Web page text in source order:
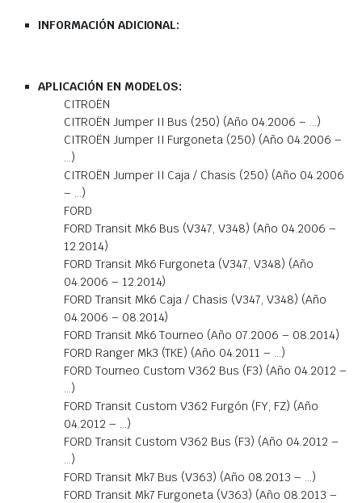
INFORMACIÓN ADICIONAL:
APLICACIÓN EN MODELOS:
CITROËN
CITROËN Jumper II Bus (250) (Año 04.2006 – …)
CITROËN Jumper II Furgoneta (250) (Año 04.2006 –
…)
CITROËN Jumper II Caja / Chasis (250) (Año 04.2006
– …)
FORD
FORD Transit Mk6 Bus (V347, V348) (Año 04.2006 –
12.2014)
FORD Transit Mk6 Furgoneta (V347, V348) (Año
04.2006 – 12.2014)
FORD Transit Mk6 Caja / Chasis (V347, V348) (Año
04.2006 – 08.2014)
FORD Transit Mk6 Tourneo (Año 07.2006 – 08.2014)
FORD Ranger Mk3 (TKE) (Año 04.2011 – …)
FORD Tourneo Custom V362 Bus (F3) (Año 04.2012 –
…)
FORD Transit Custom V362 Furgón (FY, FZ) (Año
04.2012 – …)
FORD Transit Custom V362 Bus (F3) (Año 04.2012 –
…)
FORD Transit Mk7 Bus (V363) (Año 08.2013 – …)
FORD Transit Mk7 Furgoneta (V363) (Año 08.2013 –